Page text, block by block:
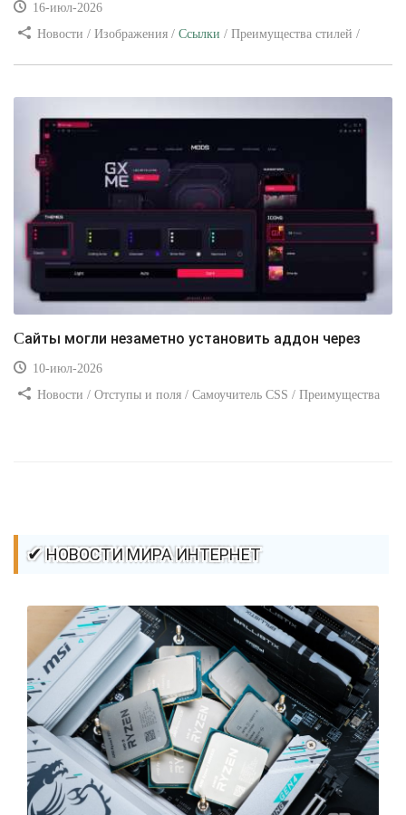
16-июл-2026
Новости / Изображения / Ссылки / Преимущества стилей /
Сайты могли незаметно установить аддон через
10-июл-2026
Новости / Отступы и поля / Самоучитель CSS / Преимущества
✔ НОВОСТИ МИРА ИНТЕРНЕТ